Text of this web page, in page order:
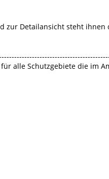
zur Detailansicht steht ihnen
alle Schutzgebiete die im